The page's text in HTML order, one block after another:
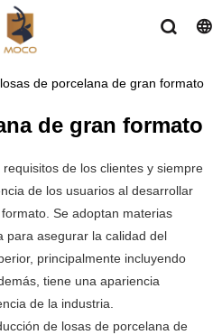
losas de porcelana de gran formato
de gran formato
de los clientes y siempre
de los usuarios al desarrollar
Se adoptan materias
para asegurar la calidad del
principalmente incluyendo
tiene una apariencia
de la industria.
de losas de porcelana de